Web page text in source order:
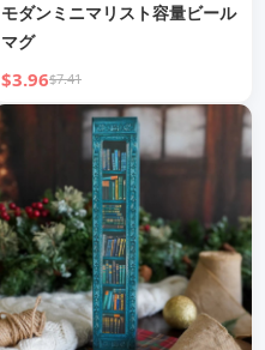
モダンミニマリスト容量ビール
マグ
$3.96$7.41